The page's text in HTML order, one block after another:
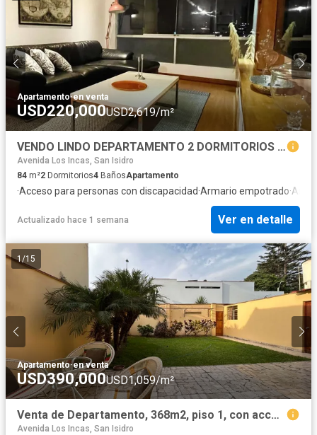
Apartamento·en venta
USD220,000USD2,619/m²
VENDO LINDO DEPARTAMENTO 2 DORMITORIOS - BAÑOS INCORPORADOS - PISO 7 - A 2 CUADRAS BAJADA BALTA - 1 COCHERA - IDEAL INVERSIÓN
Avenida Los Incas, San Isidro
84 m²2 Dormitorios4 BañosApartamento
·Acceso para personas con discapacidad·Armario empotrado·
Actualizado hace 1 semana Ver en detalle
1/15
Apartamento·en venta
USD390,000USD1,059/m²
Venta de Departamento, 368m2, piso 1, con acceso directo a Parque
Avenida Los Incas, San Isidro